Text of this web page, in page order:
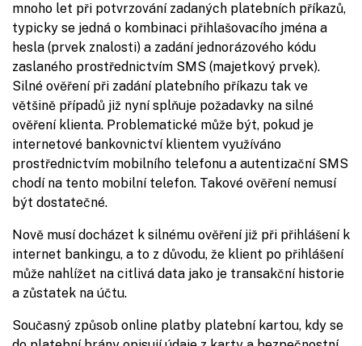
mnoho let při potvrzování zadaných platebních příkazů,
typicky se jedná o kombinaci přihlašovacího jména a
hesla (prvek znalosti) a zadání jednorázového kódu
zaslaného prostřednictvím SMS (majetkový prvek).
Silné ověření při zadání platebního příkazu tak ve
většině případů již nyní splňuje požadavky na silné
ověření klienta. Problematické může být, pokud je
internetové bankovnictví klientem využíváno
prostřednictvím mobilního telefonu a autentizační SMS
chodí na tento mobilní telefon. Takové ověření nemusí
být dostatečné.
Nově musí docházet k silnému ověření již při přihlášení k
internet bankingu, a to z důvodu, že klient po přihlášení
může nahlížet na citlivá data jako je transakční historie
a zůstatek na účtu.
Současný způsob online platby platební kartou, kdy se